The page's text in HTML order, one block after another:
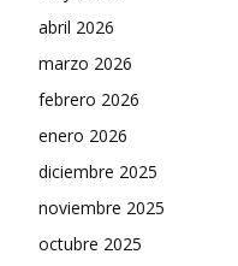
abril 2026
marzo 2026
febrero 2026
enero 2026
diciembre 2025
noviembre 2025
octubre 2025